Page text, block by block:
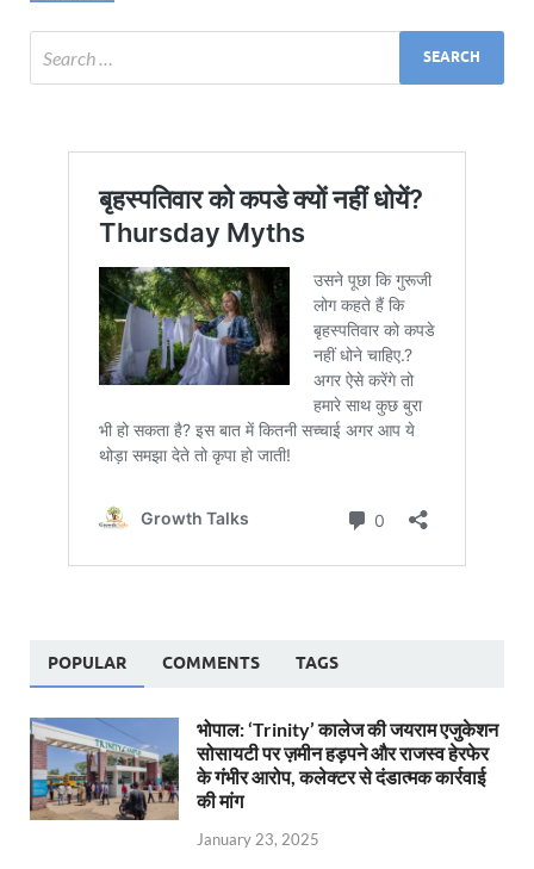
POPULAR COMMENTS TAGS
भोपाल: ‘Trinity’ कालेज की जयराम एजुकेशन
सोसायटी पर ज़मीन हड़पने और राजस्व हेरफेर
के गंभीर आरोप, कलेक्टर से दंडात्मक कार्रवाई
की मांग
January 23, 2025